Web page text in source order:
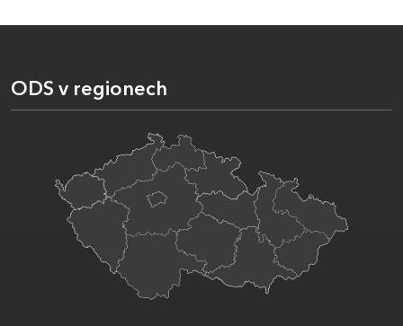
ODS v regionech